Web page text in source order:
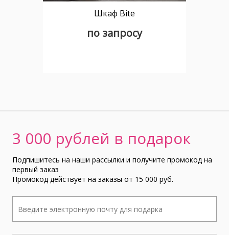
Шкаф Bite
по запросу
3 000 рублей в подарок
Подпишитесь на наши рассылки и получите промокод на
первый заказ
Промокод действует на заказы от 15 000 руб.